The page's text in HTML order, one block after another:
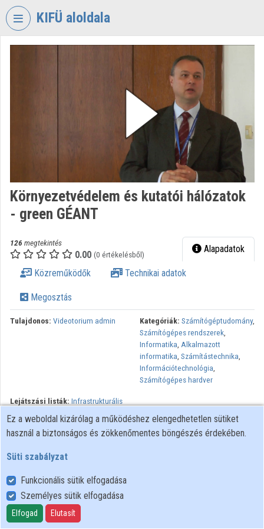
Fejléc kihagyása
KIFÜ aloldala
Intézményi felfedezés
Kategóriák
Intézményi listák
Intézmények
Közreműködők
Környezetvédelem és kutatói hálózatok
- green GÉANT
126 megtekintés
0.00 (0 értékelésből) Alapadatok
Közreműködők Technikai adatok
Megosztás
Tulajdonos: Videotorium admin Kategóriák: Számítógéptudomány,
Számítógépes rendszerek,
Informatika, Alkalmazott
informatika, Számítástechnika,
Információtechnológia,
Számítógépes hardver
Lejátszási listák: Infrastrukturális
technológiák és fejlesztések
Felhasználói szabályzat
Adatkezelési tájékoztató
Süti szabályzat
Ez a weboldal kizárólag a működéshez elengedhetetlen sütiket
használ a biztonságos és zökkenőmentes böngészés érdekében.
Süti szabályzat
Funkcionális sütik elfogadása
Személyes sütik elfogadása
Elfogad Elutasít